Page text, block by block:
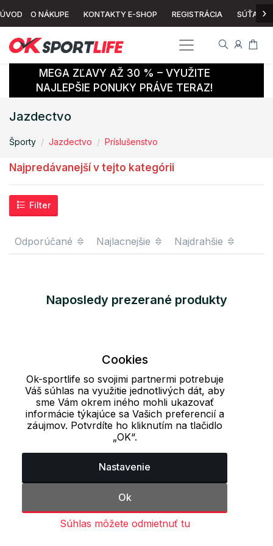
ÚVOD O NÁKUPE KONTAKTY E-SHOP REGISTRÁCIA SÚŤAŽ ›
MEGA ZĽAVY AŽ 30 % – VYUŽITE
NAJLEPŠIE PONUKY PRÁVE TERAZ!
Jazdectvo
Športy Jazdectvo Príslušenstvo
Najpredávanejší v tejto kategórii
Filter
Odporúčané Najlacnejšie Najdrahšie
Naposledy prezerané produkty
Cookies
Ok-sportlife so svojimi partnermi potrebuje
Váš súhlas na využitie jednotlivých dát, aby
sme Vám okrem iného mohli ukazovať
informácie týkajúce sa Vašich preferencií a
záujmov. Potvrdíte ho kliknutím na tlačidlo
„OK“.
Nastavenie
Ok
Súhlas môžete odmietnuť tu